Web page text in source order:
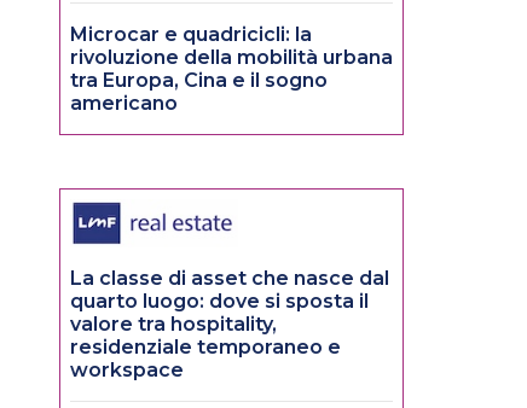
Microcar e quadricicli: la
rivoluzione della mobilità urbana
tra Europa, Cina e il sogno
americano
La classe di asset che nasce dal
quarto luogo: dove si sposta il
valore tra hospitality,
residenziale temporaneo e
workspace